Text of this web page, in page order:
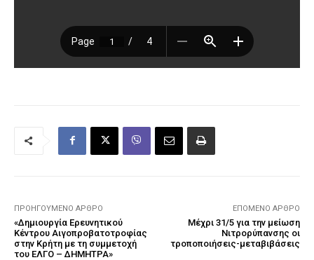
ΠΡΟΗΓΟΎΜΕΝΟ ΆΡΘΡΟ
«Δημιουργία Ερευνητικού
Κέντρου Αιγοπροβατοτροφίας
στην Κρήτη με τη συμμετοχή
του ΕΛΓΟ – ΔΗΜΗΤΡΑ»
ΕΠΌΜΕΝΟ ΆΡΘΡΟ
Μέχρι 31/5 για την μείωση
Νιτρορύπανσης οι
τροποποιήσεις-μεταβιβάσεις